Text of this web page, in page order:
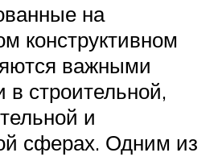
на
конструктивном
важными
в строительной,
и
сферах. Одним из